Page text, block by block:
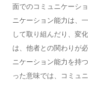
面でのコミュニケーシ
ニケーション能力は、
して取り組んだり、変
は、他者との関わりが
ニケーション能力を持
った意味では、コミュ